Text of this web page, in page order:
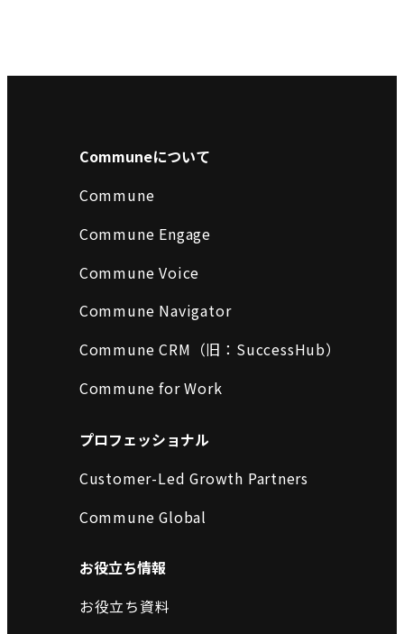
Communeについて
Commune
Commune Engage
Commune Voice
Commune Navigator
Commune CRM（旧：SuccessHub）
Commune for Work
プロフェッショナル
Customer-Led Growth Partners
Commune Global
お役立ち情報
お役立ち資料